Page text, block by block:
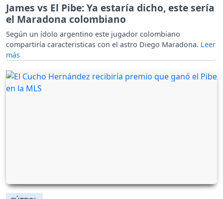
James vs El Pibe: Ya estaría dicho, este sería
el Maradona colombiano
Según un ídolo argentino este jugador colombiano
compartiría caracteristicas con el astro Diego Maradona.